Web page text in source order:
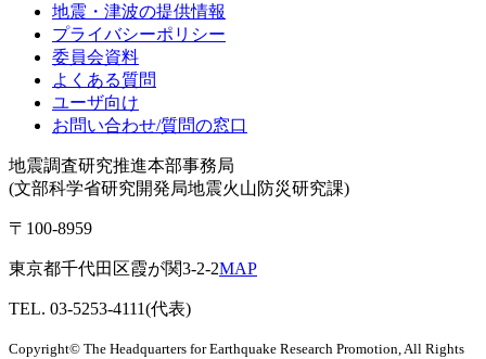
地震・津波の提供情報
プライバシーポリシー
委員会資料
よくある質問
ユーザ向け
お問い合わせ/質問の窓口
地震調査研究推進本部事務局
(文部科学省研究開発局地震火山防災研究課)
〒100-8959
東京都千代田区霞が関3-2-2MAP
TEL. 03-5253-4111(代表)
Copyright© The Headquarters for Earthquake Research Promotion, All Rights